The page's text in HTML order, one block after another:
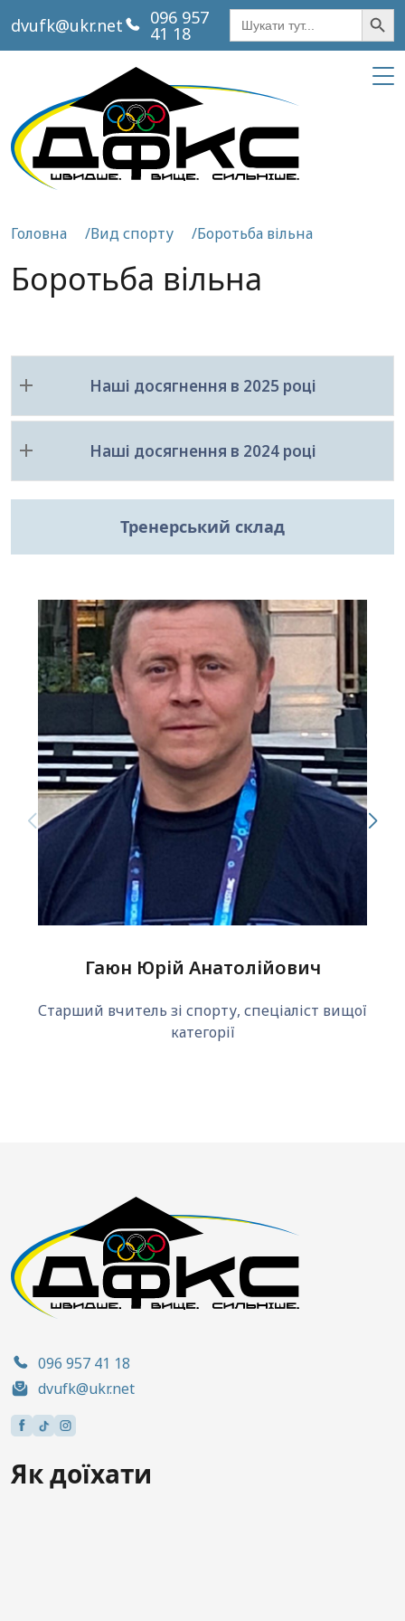
dvufk@ukr.net 096 957
41 18
Шукати: Кнопка
Головна Вид спорту Боротьба вільна
Боротьба вільна
Наші досягнення в 2025 році
Наші досягнення в 2024 році
Тренерський склад
Гаюн Юрій Анатолійович
Старший вчитель зі спорту, спеціаліст вищої
категорії
096 957 41 18
dvufk@ukr.net
Як доїхати